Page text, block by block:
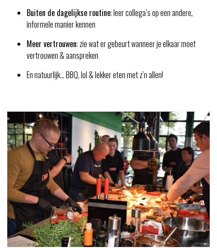
Buiten de dagelijkse routine: leer collega’s op een andere,
informele manier kennen
Meer vertrouwen: zie wat er gebeurt wanneer je elkaar moet
vertrouwen & aanspreken
En natuurlijk… BBQ, lol & lekker eten met z’n allen!